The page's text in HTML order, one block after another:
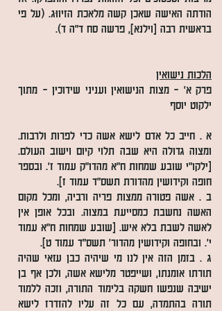
הודתה האישה שאכן קשה מלאכת הזיווּג. (על פי
בראשית רבה [וילנא], פרשה סח ד"ה ד).
הלכות נישואין
פרק א' - מצות הנישואין ועניני שידוכין – מתוך
ילקוט יוסף
א . חייב כל אדם לישא אשה כדי לפרות ולרבות.
ומצוה גדולה היא שבה תלוי קיום וישוב העולם.
[ילקו"י שובע שמחות ח"א מהדו"ק עמוד ז'. ובספר
חופה וקידושין מהדורת תשס"ד עמוד ז].
ב . אשה פטורה ממצות פריה ורביה, ומכל מקום
האשה נחשבת כמסייעת במצוה. ובכל אופן אין
לאשה לשבת בלא איש. [שובע שמחות ח"א עמוד
י'. ובחופה וקידושין מהדור' תשס"ד עמוד ט].
ג . בזמן הזה אין לנו מי שיהיה כבן עזאי שהיה
תורתו אומנתו, ושייפטר מלישא אשה, ולכן אף בן
ישיבה שנפשו חשקה בלימוד התורה, וזכה ללמוד
תורה בהתמדה, עם כל זה עליו להזדרז לישא